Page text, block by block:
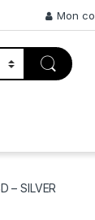
Mon
– SILVER